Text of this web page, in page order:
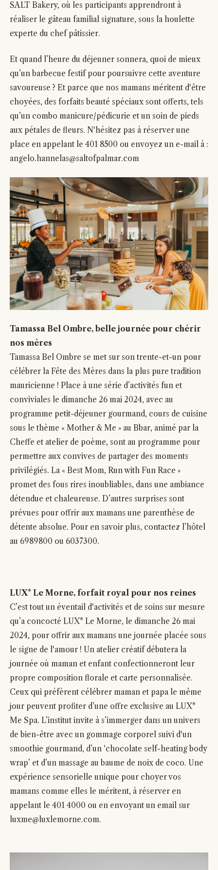
SALT Bakery, où les participants apprendront à
réaliser le gâteau familial signature, sous la houlette
experte du chef pâtissier.
Et quand l’heure du déjeuner sonnera, quoi de mieux
qu’un barbecue festif pour poursuivre cette aventure
savoureuse ? Et parce que nos mamans méritent d'être
choyées, des forfaits beauté spéciaux sont offerts, tels
qu’un combo manicure/pédicurie et un soin de pieds
aux pétales de fleurs. N'hésitez pas à réserver une
place en appelant le 401 8500 ou envoyez un e-mail à :
angelo.hannelas@saltofpalmar.com
Tamassa Bel Ombre, belle journée pour chérir
nos mères
Tamassa Bel Ombre se met sur son trente-et-un pour
célébrer la Fête des Mères dans la plus pure tradition
mauricienne ! Place à une série d’activités fun et
conviviales le dimanche 26 mai 2024, avec au
programme petit-déjeuner gourmand, cours de cuisine
sous le thème « Mother & Me » au Bbar, animé par la
Cheffe et atelier de poème, sont au programme pour
permettre aux convives de partager des moments
privilégiés. La « Best Mom, Run with Fun Race »
promet des fous rires inoubliables, dans une ambiance
détendue et chaleureuse. D’autres surprises sont
prévues pour offrir aux mamans une parenthèse de
détente absolue. Pour en savoir plus, contactez l’hôtel
au 6989800 ou 6037300.
LUX* Le Morne, forfait royal pour nos reines
C’est tout un éventail d'activités et de soins sur mesure
qu’a concocté LUX* Le Morne, le dimanche 26 mai
2024, pour offrir aux mamans une journée placée sous
le signe de l'amour ! Un atelier créatif débutera la
journée où maman et enfant confectionneront leur
propre composition florale et carte personnalisée.
Ceux qui préfèrent célébrer maman et papa le même
jour peuvent profiter d’une offre exclusive au LUX*
Me Spa. L’institut invite à s’immerger dans un univers
de bien-être avec un gommage corporel suivi d'un
smoothie gourmand, d’un ‘chocolate self-heating body
wrap’ et d’un massage au baume de noix de coco. Une
expérience sensorielle unique pour choyer vos
mamans comme elles le méritent, à réserver en
appelant le 401 4000 ou en envoyant un email sur
luxme@luxlemorne.com.